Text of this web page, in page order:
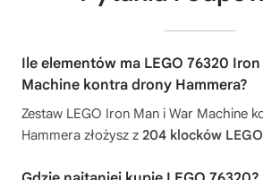
Ile elementów ma LEGO 76320 Iron
Machine kontra drony Hammera?
Zestaw LEGO Iron Man i War Machine
Hammera złożysz z 204 klocków LEGO